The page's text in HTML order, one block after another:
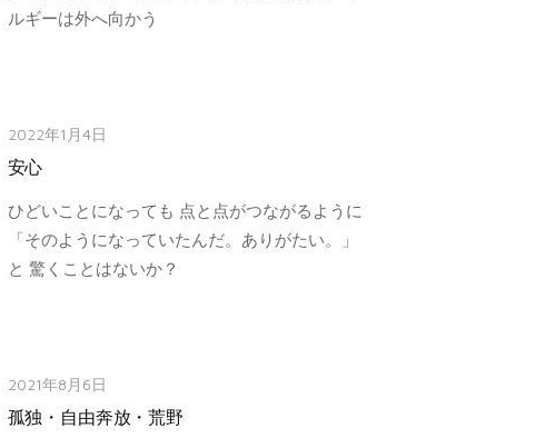
ルギーは外へ向かう
2022年1月4日
安心
ひどいことになっても 点と点がつながるように
「そのようになっていたんだ。ありがたい。」
と 驚くことはないか？
2021年8月6日
孤独・自由奔放・荒野